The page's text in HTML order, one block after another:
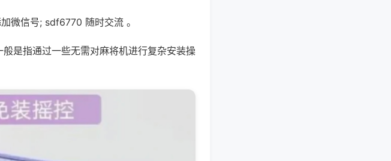
微信号; sdf6770 随时交流 。
是指通过一些无需对麻将机进行复杂安装操